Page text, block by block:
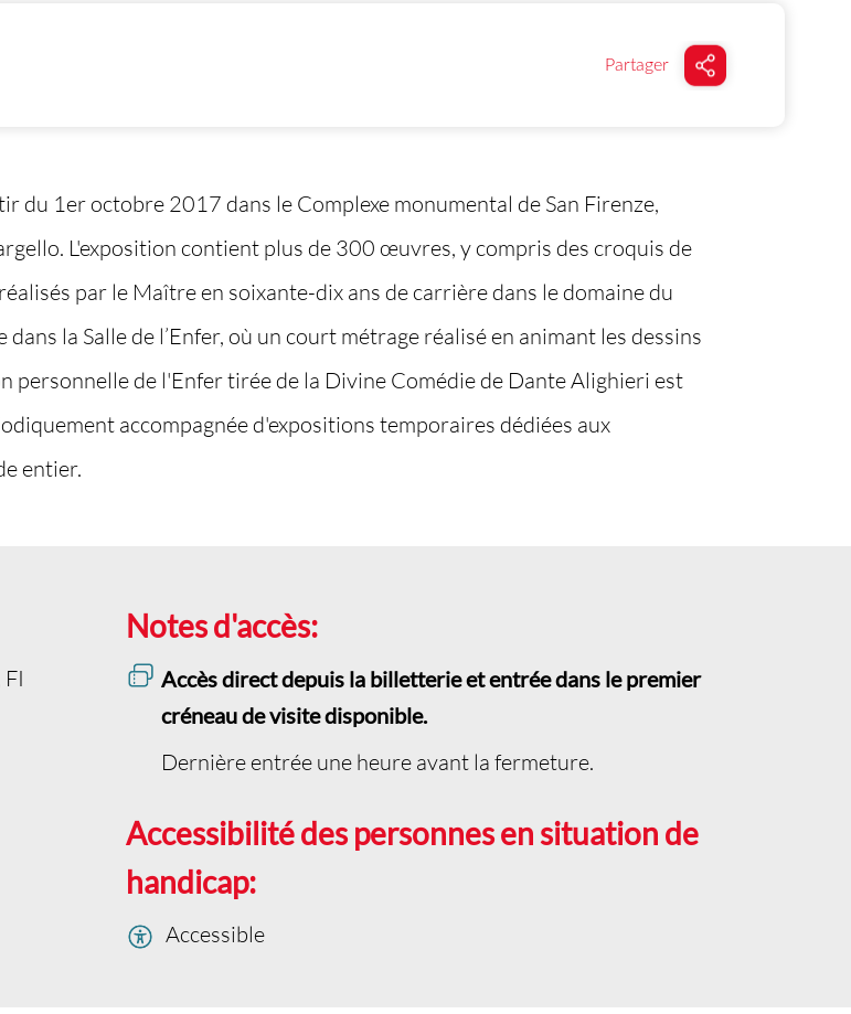
Partager
du 1er octobre 2017 dans le Complexe monumental de San Firenze,
L'exposition contient plus de 300 œuvres, y compris des croquis de
par le Maître en soixante-dix ans de carrière dans le domaine du
la Salle de l’Enfer, où un court métrage réalisé en animant les dessins
personnelle de l'Enfer tirée de la Divine Comédie de Dante Alighieri est
accompagnée d'expositions temporaires dédiées aux
entier.
Notes d'accès:
Accès direct depuis la billetterie et entrée dans le premier
créneau de visite disponible.
Dernière entrée une heure avant la fermeture.
Accessibilité des personnes en situation de
handicap:
Accessible